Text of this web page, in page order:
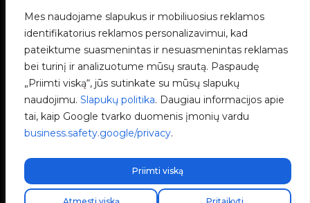
Mes naudojame slapukus ir mobiliuosius reklamos
identifikatorius reklamos personalizavimui, kad
pateiktume suasmenintas ir nesuasmenintas reklamas
bei turinį ir analizuotume mūsų srautą. Paspaudę
„Priimti viską“, jūs sutinkate su mūsų slapukų
naudojimu. Slapukų politika. Daugiau informacijos apie
tai, kaip Google tvarko duomenis įmonių vardu
business.safety.google/privacy.
Priimti viską
Teisinė informacija
Slapukų politika
Etikos kanalas
Kokybės politika